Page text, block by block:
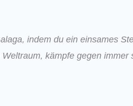
indem du ein einsames
kämpfe gegen